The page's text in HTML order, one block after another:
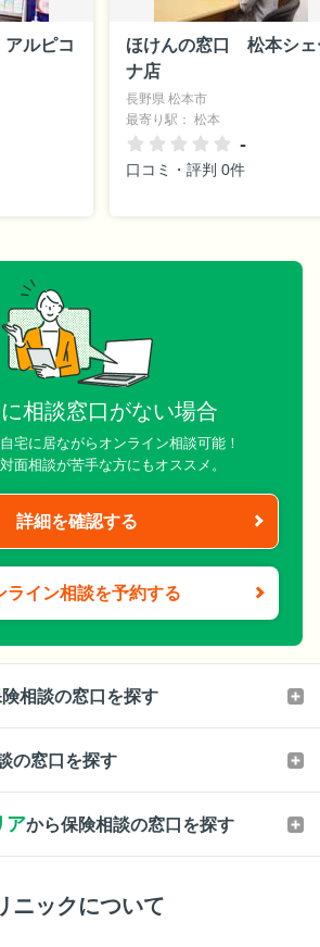
ルピコ
ほけんの窓口 松本シェ
ナ店
長野県 松本市
最寄り駅： 松本
-
口コミ・評判 0件
相談窓口がない場合
宅に居ながらオンライン相談可能！
面相談が苦手な方にもオススメ。
詳細を確認する
ライン相談を予約する
相談の窓口を探す
の窓口を探す
アから保険相談の窓口を探す
ニックについて